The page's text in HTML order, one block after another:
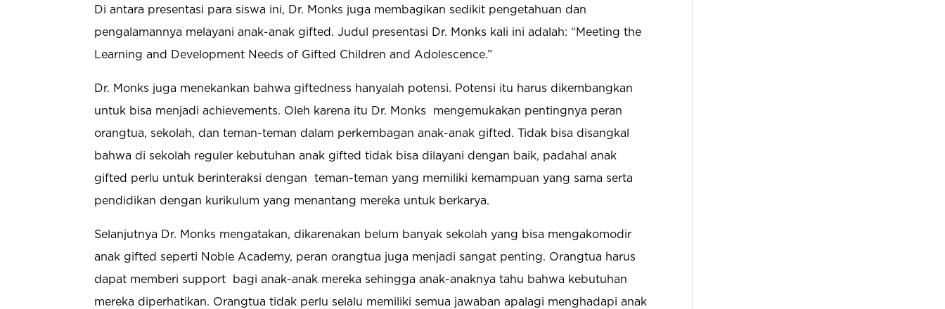
Di antara presentasi para siswa ini, Dr. Monks juga membagikan sedikit pengetahuan dan
pengalamannya melayani anak-anak gifted. Judul presentasi Dr. Monks kali ini adalah: “Meeting the
Learning and Development Needs of Gifted Children and Adolescence.”
Dr. Monks juga menekankan bahwa giftedness hanyalah potensi. Potensi itu harus dikembangkan
untuk bisa menjadi achievements. Oleh karena itu Dr. Monks
mengemukakan pentingnya peran
orangtua, sekolah, dan teman-teman dalam perkembagan anak-anak gifted. Tidak bisa disangkal
bahwa di sekolah reguler kebutuhan anak gifted tidak bisa dilayani dengan baik, padahal anak
gifted perlu untuk berinteraksi dengan
teman-teman yang memiliki kemampuan yang sama serta
pendidikan dengan kurikulum yang menantang mereka untuk berkarya.
Selanjutnya Dr. Monks mengatakan, dikarenakan belum banyak sekolah yang bisa mengakomodir
anak gifted seperti Noble Academy, peran orangtua juga menjadi sangat penting. Orangtua harus
dapat memberi support
bagi anak-anak mereka sehingga anak-anaknya tahu bahwa kebutuhan
mereka diperhatikan. Orangtua tidak perlu selalu memiliki semua jawaban apalagi menghadapi anak